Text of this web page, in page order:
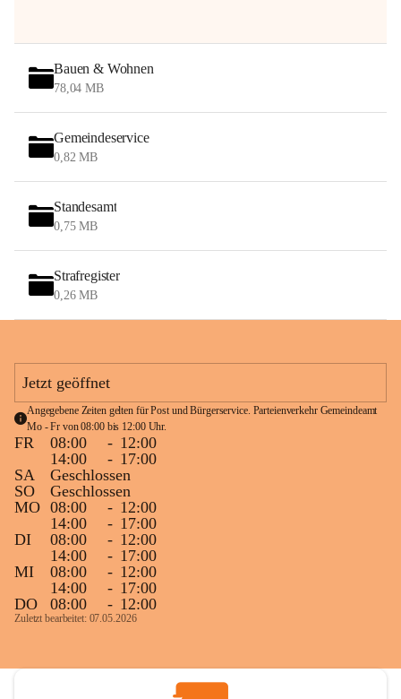
Bauen & Wohnen
78,04 MB
Gemeindeservice
0,82 MB
Standesamt
0,75 MB
Strafregister
0,26 MB
Jetzt geöffnet
Angegebene Zeiten gelten für Post und Bürgerservice. Parteienverkehr Gemeindeamt
Mo - Fr von 08:00 bis 12:00 Uhr.
FR 08:00 - 12:00
14:00
- 17:00
SA
Geschlossen
SO
Geschlossen
MO 08:00 - 12:00
14:00
- 17:00
DI
08:00 - 12:00
14:00
- 17:00
MI
08:00 - 12:00
14:00
- 17:00
DO
08:00 - 12:00
Zuletzt bearbeitet: 07.05.2026